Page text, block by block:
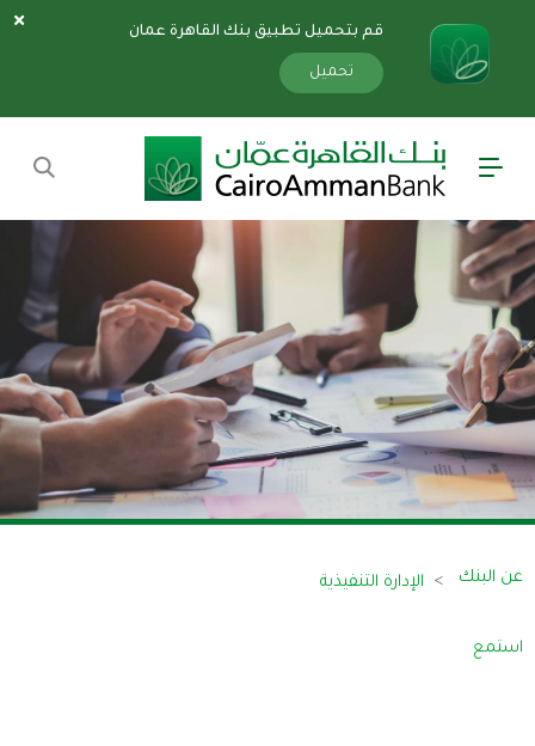
قم بتحميل تطبيق بنك القاهرة عمان
تحميل
عن البنك الإدارة التنفيذية
استمع
سارة
«»